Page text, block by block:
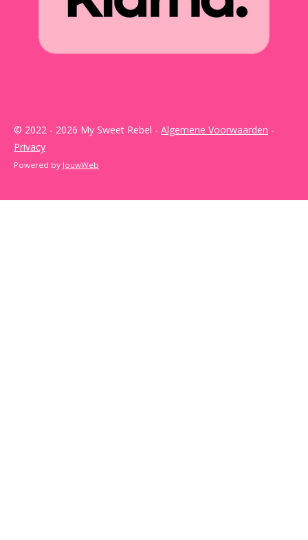
© 2022 - 2026 My Sweet Rebel - Algemene Voorwaarden -
Privacy
Powered by JouwWeb